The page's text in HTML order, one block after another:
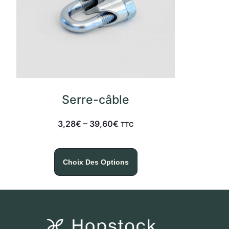
Serre-câble
3,28€ – 39,60€ TTC
Choix Des Options